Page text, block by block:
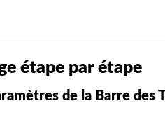
étape par étape
de la Barre des